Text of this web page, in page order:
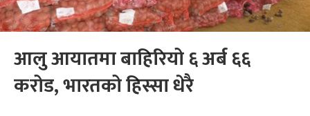
आलु आयातमा बाहिरियो ६ अर्ब ६६
करोड, भारतको हिस्सा धेरै